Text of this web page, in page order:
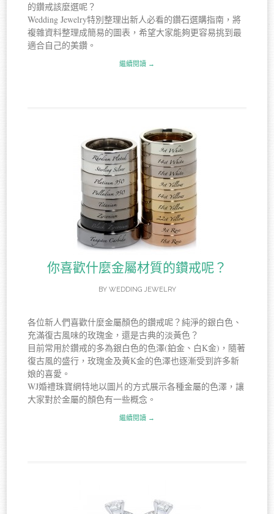
的鑽戒該麼選呢？
Wedding Jewelry特別整理出新人必看的鑽石選購指南，將
複雜資料整理成簡易的圖表，希望大家能夠更容易挑到最
適合自己的美鑽。
繼續閱讀 →
你喜歡什麼金屬材質的鑽戒呢？
BY WEDDING JEWELRY
各位新人們喜歡什麼金屬顏色的鑽戒呢？純淨的銀白色、
充滿復古風味的玫瑰金，還是古典的淡黃色？
目前常用於鑽戒的多為銀白色的色澤(鉑金、白K金)，隨著
復古風的盛行，玫瑰金及黃K金的色澤也逐漸受到許多新
娘的喜愛。
WJ婚禮珠寶網特地以圖片的方式展示各種金屬的色澤，讓
大家對於金屬的顏色有一些概念。
繼續閱讀 →